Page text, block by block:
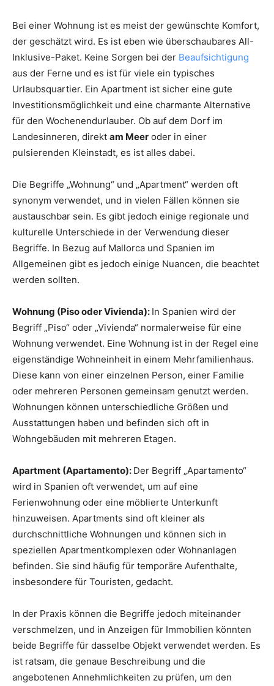
Bei einer Wohnung ist es meist der gewünschte Komfort,
der geschätzt wird. Es ist eben wie überschaubares All-
Inklusive-Paket. Keine Sorgen bei der Beaufsichtigung
aus der Ferne und es ist für viele ein typisches
Urlaubsquartier. Ein Apartment ist sicher eine gute
Investitionsmöglichkeit und eine charmante Alternative
für den Wochenendurlauber. Ob auf dem Dorf im
Landesinneren, direkt am Meer oder in einer
pulsierenden Kleinstadt, es ist alles dabei.
Die Begriffe „Wohnung“ und „Apartment“ werden oft
synonym verwendet, und in vielen Fällen können sie
austauschbar sein. Es gibt jedoch einige regionale und
kulturelle Unterschiede in der Verwendung dieser
Begriffe. In Bezug auf Mallorca und Spanien im
Allgemeinen gibt es jedoch einige Nuancen, die beachtet
werden sollten.
Wohnung (Piso oder Vivienda): In Spanien wird der
Begriff „Piso“ oder „Vivienda“ normalerweise für eine
Wohnung verwendet. Eine Wohnung ist in der Regel eine
eigenständige Wohneinheit in einem Mehrfamilienhaus.
Diese kann von einer einzelnen Person, einer Familie
oder mehreren Personen gemeinsam genutzt werden.
Wohnungen können unterschiedliche Größen und
Ausstattungen haben und befinden sich oft in
Wohngebäuden mit mehreren Etagen.
Apartment (Apartamento): Der Begriff „Apartamento“
wird in Spanien oft verwendet, um auf eine
Ferienwohnung oder eine möblierte Unterkunft
hinzuweisen. Apartments sind oft kleiner als
durchschnittliche Wohnungen und können sich in
speziellen Apartmentkomplexen oder Wohnanlagen
befinden. Sie sind häufig für temporäre Aufenthalte,
insbesondere für Touristen, gedacht.
In der Praxis können die Begriffe jedoch miteinander
verschmelzen, und in Anzeigen für Immobilien könnten
beide Begriffe für dasselbe Objekt verwendet werden. Es
ist ratsam, die genaue Beschreibung und die
angebotenen Annehmlichkeiten zu prüfen, um den